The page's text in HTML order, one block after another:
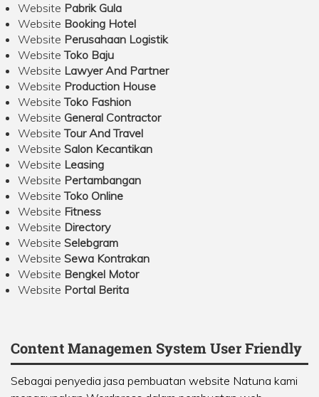
Website Pabrik Gula
Website Booking Hotel
Website Perusahaan Logistik
WebsiteToko Baju
Website Lawyer And Partner
Website Production House
WebsiteToko Fashion
Website General Contractor
WebsiteTour And Travel
Website Salon Kecantikan
Website Leasing
Website Pertambangan
WebsiteToko Online
Website Fitness
Website Directory
Website Selebgram
Website Sewa Kontrakan
Website Bengkel Motor
Website Portal Berita
Content Managemen System User Friendly
Sebagai penyedia jasa pembuatan website Natuna kami